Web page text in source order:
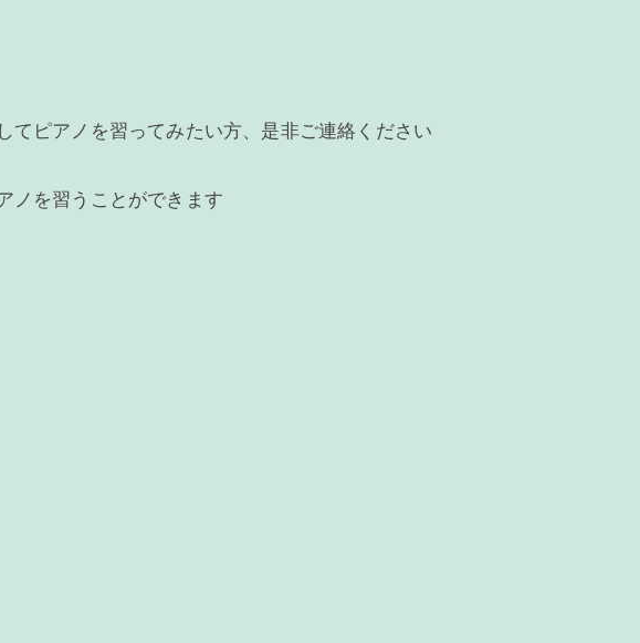
てピアノを習ってみたい方、是非ご連絡ください
ノを習うことができます